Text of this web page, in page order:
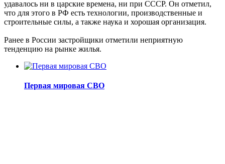
удавалось ни в царские времена, ни при СССР. Он отметил,
что для этого в РФ есть технологии, производственные и
строительные силы, а также наука и хорошая организация.
Ранее в России застройщики отметили неприятную
тенденцию на рынке жилья.
Первая мировая СВО